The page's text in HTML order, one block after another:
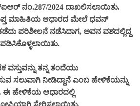
ನಂ.287/2024 ದಾಖಲಿಸಲಾಯಿತು.
ಮಾಹಿತಿಯ ಆಧಾರದ ಮೇಲೆ ಧವನ್
ಪರಿಶೀಲನೆ ನಡೆಸಿದಾಗ, ಅವನ ವಶದಲ್ಲಿದ್ದ
ತನ್ನ ತಂದೆಯು
ಸಲುವಾಗಿ ನೀಡಿದ್ದಾನೆ ಎಂಬ ಹೇಳಿಕೆಯನ್ನು
ಈ ಹೇಳಿಕೆಯ ಆಧಾರದಲ್ಲಿ